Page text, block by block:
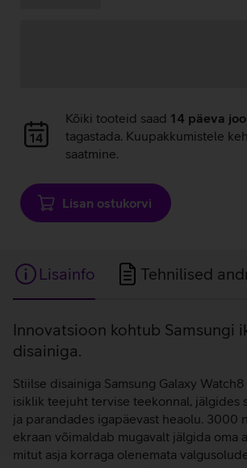
Andmete
laadimine
Kõiki tooteid saad 14 päeva
tagastada. Kuupakkumistele
saatmine.
Lisan ostukorvi
Lisainfo Tehnilised
Lisainfo
Innovatsioon kohtub Samsungi
disainiga.
Stiilse disainiga Samsung Galaxy
isiklik teejuht tervise teekonnal, jälgides
ja parandades igapäevast heaolu. 3000
ekraan võimaldab mugavalt jälgida oma
mitut asja korraga olenemata